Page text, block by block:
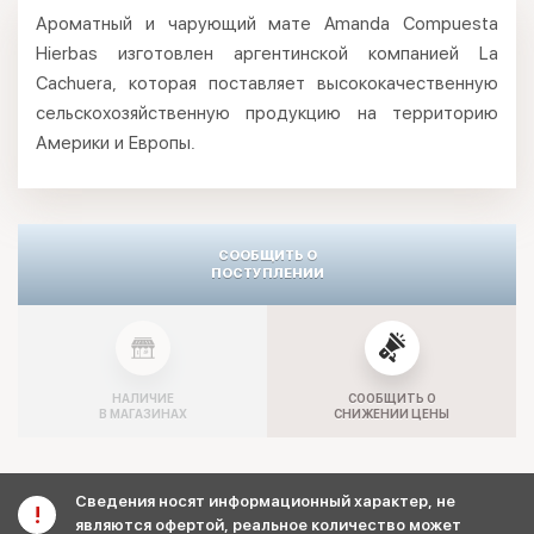
Ароматный и чарующий мате Amanda Compuesta
Hierbas изготовлен аргентинской компанией La
Cachuera, которая поставляет высококачественную
сельскохозяйственную продукцию на территорию
Америки и Европы.
СООБЩИТЬ О
ПОСТУПЛЕНИИ
НАЛИЧИЕ
В МАГАЗИНАХ
СООБЩИТЬ О
СНИЖЕНИИ ЦЕНЫ
Сведения носят информационный характер, не
являются офертой, реальное количество может